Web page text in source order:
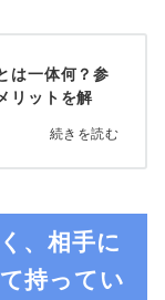
は一体何？参
リットを解
続きを読む
、相手に
持ってい